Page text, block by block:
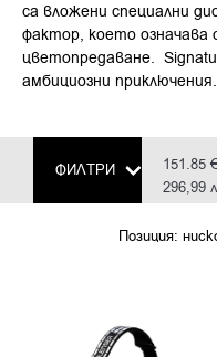
са вложени специални
фактор, което
цветопредаване.
амбициозни приключения.
ФИЛТРИ 151.85 €
296,99
Позиция: